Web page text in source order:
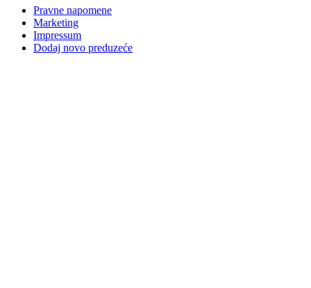
Pravne napomene
Marketing
Impressum
Dodaj novo preduzeće